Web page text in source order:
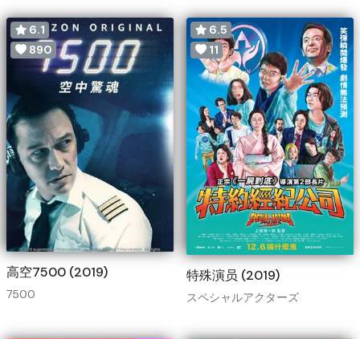
6.1
890
高空7500 (2019)
7500
6.5
11
特殊演员 (2019)
スペシャルアクターズ